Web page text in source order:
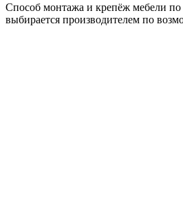
Способ монтажа и крепёж мебели по
выбирается производителем по